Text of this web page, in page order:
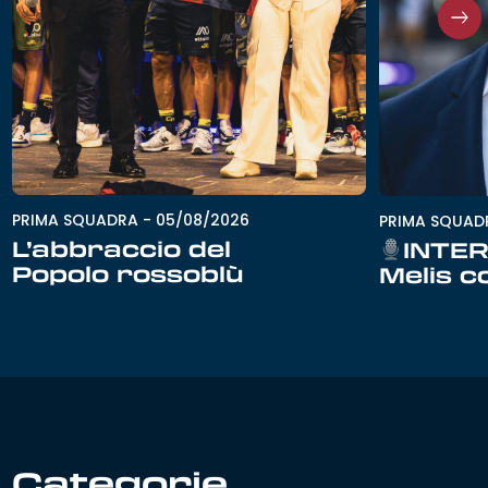
PRIMA SQUADRA - 05/08/2026
L’abbraccio del
Popolo rossoblù
PRIMA
Melis